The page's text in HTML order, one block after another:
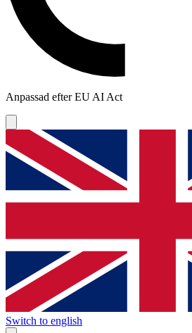
Anpassad efter EU AI Act
Switch to english